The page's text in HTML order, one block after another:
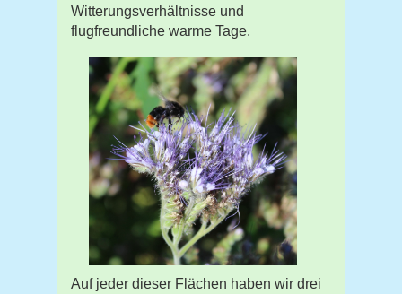
Witterungsverhältnisse und
flugfreundliche warme Tage.
Auf jeder dieser Flächen haben wir drei